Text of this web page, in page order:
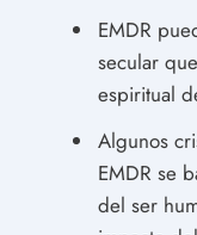
EMDR
secular
espiritual
Algunos
EMDR se
del ser